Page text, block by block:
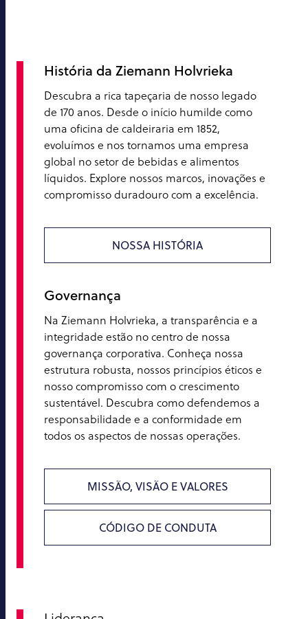
História da Ziemann Holvrieka
Descubra a rica tapeçaria de nosso legado
de 170 anos. Desde o início humilde como
uma oficina de caldeiraria em 1852,
evoluímos e nos tornamos uma empresa
global no setor de bebidas e alimentos
líquidos. Explore nossos marcos, inovações e
compromisso duradouro com a excelência.
NOSSA HISTÓRIA
Governança
Na Ziemann Holvrieka, a transparência e a
integridade estão no centro de nossa
governança corporativa. Conheça nossa
estrutura robusta, nossos princípios éticos e
nosso compromisso com o crescimento
sustentável. Descubra como defendemos a
responsabilidade e a conformidade em
todos os aspectos de nossas operações.
MISSÃO, VISÃO E VALORES
CÓDIGO DE CONDUTA